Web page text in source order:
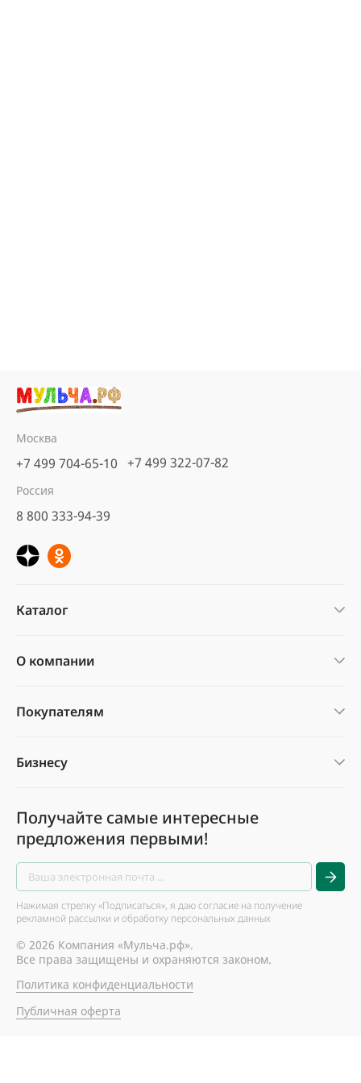
Москва
+7 499 704-65-10 +7 499 322-07-82
Россия
8 800 333-94-39
Каталог
О компании
Покупателям
Бизнесу
Получайте самые интересные
предложения первыми!
Нажимая стрелку «Подписаться», я даю согласие на получение
рекламной рассылки и обработку персональных данных
© 2026 Компания «Мульча.рф».
Все права защищены и охраняются законом.
Политика конфиденциальности
Публичная оферта